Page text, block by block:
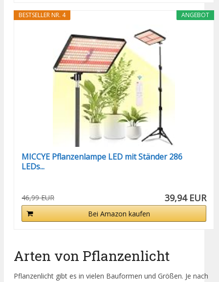
ANGEBOT
BESTSELLER NR. 4
MICCYE Pflanzenlampe LED mit Ständer 286
LEDs...
46,99 EUR 39,94 EUR
Bei Amazon kaufen
Arten von Pflanzenlicht
Pflanzenlicht gibt es in vielen Bauformen und Größen. Je nach